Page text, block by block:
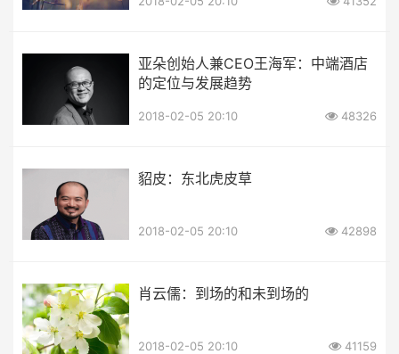
亚朵创始人兼CEO王海军：中端酒店
的定位与发展趋势
2018-02-05 20:10 48326
貂皮：东北虎皮草
2018-02-05 20:10 42898
肖云儒：到场的和未到场的
2018-02-05 20:10 41159